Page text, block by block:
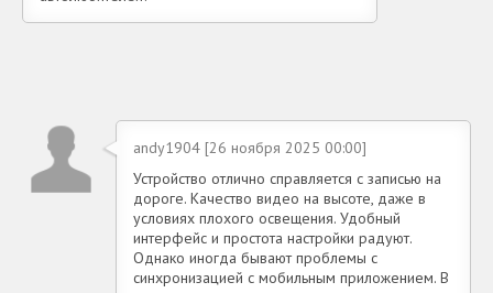
andy1904 [26 ноября 2025 00:00]
Устройство отлично справляется с записью на
дороге. Качество видео на высоте, даже в
условиях плохого освещения. Удобный
интерфейс и простота настройки радуют.
Однако иногда бывают проблемы с
синхронизацией с мобильным приложением. В